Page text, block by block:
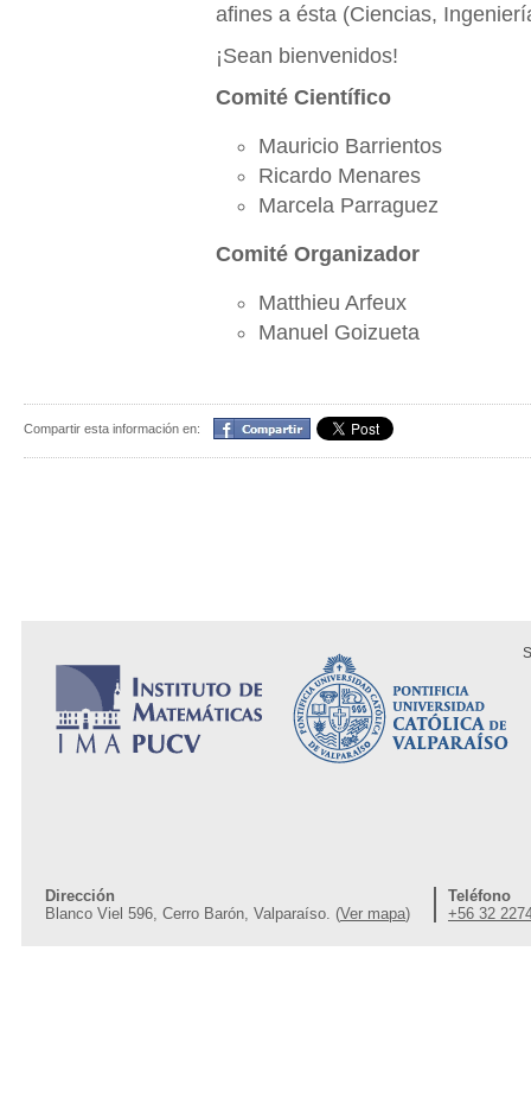
afines a ésta (Ciencias,
¡Sean bienvenidos!
Comité Científico
Mauricio Barrientos
Ricardo Menares
Marcela Parraguez
Comité Organizador
Matthieu Arfeux
Manuel Goizueta
Compartir esta información en: Compartir
Dirección
Blanco Viel 596, Cerro Barón, Valparaíso. (Ver mapa)
Teléfono
+56 32